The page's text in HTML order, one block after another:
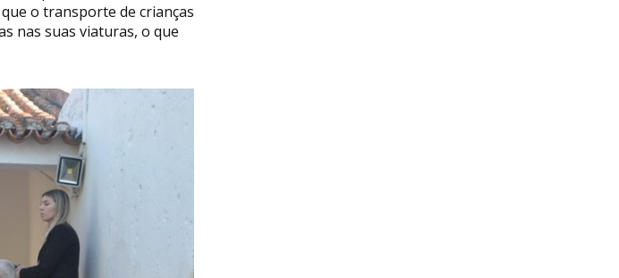
o transporte de crianças
nas suas viaturas, o que